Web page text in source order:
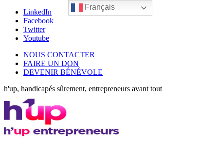
LinkedIn
Facebook
Twitter
Youtube
NOUS CONTACTER
FAIRE UN DON
DEVENIR BÉNÉVOLE
h'up, handicapés sûrement, entrepreneurs avant tout
Français